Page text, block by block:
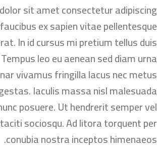
sit amet consectetur adipiscing
ex sapien vitae pellentesque
In id cursus mi pretium tellus duis
leo eu aenean sed diam urna
vivamus fringilla lacus nec metus
Iaculis massa nisl malesuada
posuere. Ut hendrerit semper vel
sociosqu. Ad litora torquent per
conubia nostra inceptos himenaeos.